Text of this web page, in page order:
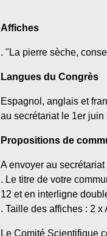
Affiches
. "La pierre sèche,
Langues du Congrès
Espagnol, anglais et
au secrétariat le 1er
Propositions de
A envoyer au
. Le titre de votre
12 et en interligne
. Taille des affiches : 2
Le Comité Scientifique